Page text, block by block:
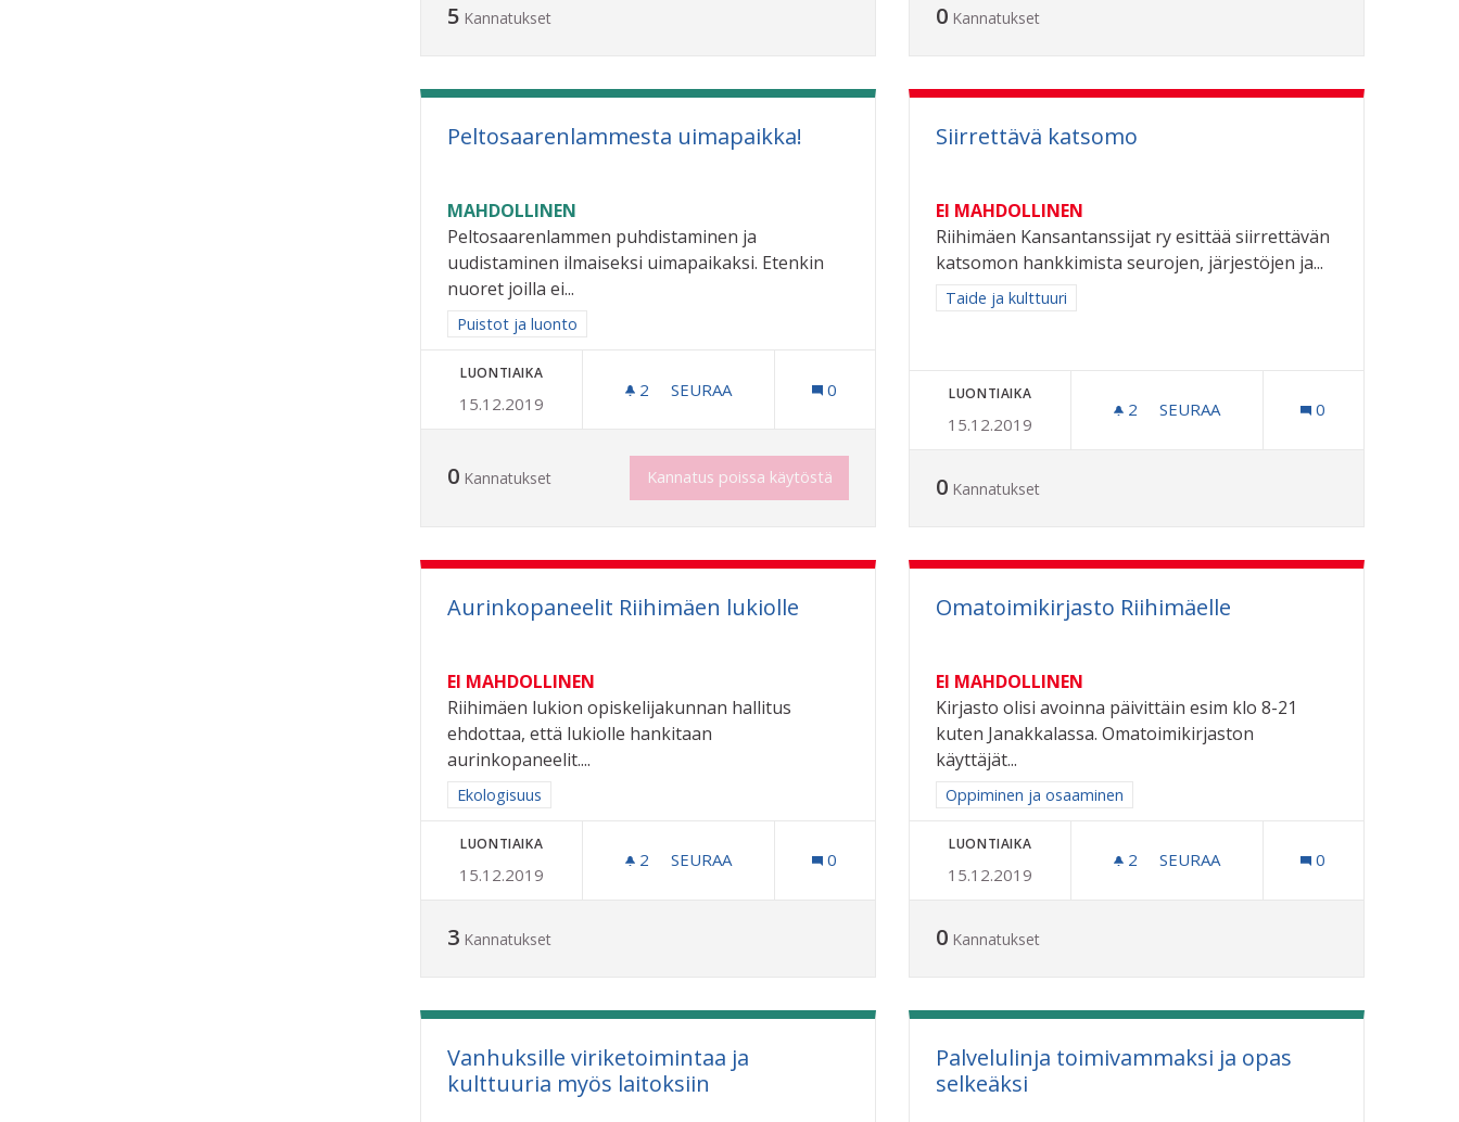
5 Kannatukset 0 Kannatukset
Peltosaarenlammesta uimapaikka!
MAHDOLLINEN
Peltosaarenlammen puhdistaminen ja
uudistaminen ilmaiseksi uimapaikaksi. Etenkin
nuoret joilla ei...
Rajaa tulokset aihepiirin mukaan: Puistot ja luonto
Puistot ja luonto
LUONTIAIKA
15.12.2019
2 2 SEURAAJAA
SEURAA
PELTOSAARENLAMMESTA UIMAPAIKKA!
0
0 Kannatukset Kannatus poissa käytöstä
Siirrettävä katsomo
EI MAHDOLLINEN
Riihimäen Kansantanssijat ry esittää siirrettävän
katsomon hankkimista seurojen, järjestöjen ja...
Rajaa tulokset aihepiirin mukaan: Taide ja kulttuuri
Taide ja kulttuuri
LUONTIAIKA
15.12.2019
2 2 SEURAAJAA
SEURAA 0
0 Kannatukset
Aurinkopaneelit Riihimäen lukiolle
EI MAHDOLLINEN
Riihimäen lukion opiskelijakunnan hallitus
ehdottaa, että lukiolle hankitaan
aurinkopaneelit....
Rajaa tulokset aihepiirin mukaan: Ekologisuus
Ekologisuus
LUONTIAIKA
15.12.2019
2 2 SEURAAJAA
SEURAA
AURINKOPANEELIT RIIHIMÄEN LUKIOLLE
0
3 Kannatukset
Omatoimikirjasto Riihimäelle
EI MAHDOLLINEN
Kirjasto olisi avoinna päivittäin esim klo 8-21
kuten Janakkalassa. Omatoimikirjaston
käyttäjät...
Rajaa tulokset aihepiirin mukaan: Oppiminen ja osaaminen
Oppiminen ja osaaminen
LUONTIAIKA
15.12.2019
2 2 SEURAAJAA
SEURAA 0
0 Kannatukset
Vanhuksille viriketoimintaa ja
kulttuuria myös laitoksiin
Palvelulinja toimivammaksi ja opas
selkeäksi